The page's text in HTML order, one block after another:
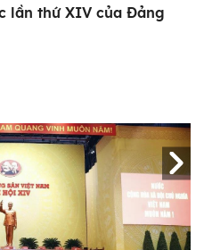
lần thứ XIV của Đảng